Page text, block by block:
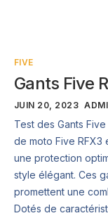
FIVE
Gants Five
JUIN 20, 2023
Test des Gants
de moto Five
une protection
style élégant. Ces
promettent une
Dotés de